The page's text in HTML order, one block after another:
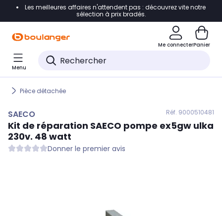
Accéder directement à la navigation
Accéder directement au pied de page
Accéder directement au chatbot
Les meilleures affaires n'attendent pas : découvrez vite notre
sélection à prix bradés.
Me connecterPanier
Menu
Pièce détachée
SAECO Réf. 9000510481
Kit de réparation SAECO pompe ex5gw ulka
230v. 48 watt
Donner le premier avis